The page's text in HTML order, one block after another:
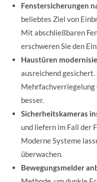
Fenstersicherungen
beliebtes Ziel von
Mit abschließbaren
erschweren Sie den
Haustüren
ausreichend
Mehrfachverriegelung
besser.
Sicherheitskameras
und liefern im Fall der
Moderne Systeme
überwachen.
Bewegungsmelder